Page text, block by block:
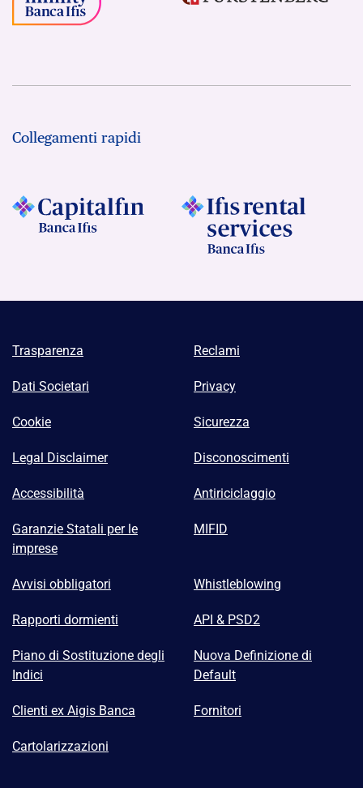
Collegamenti rapidi
Trasparenza Reclami
Dati Societari Privacy
Cookie Sicurezza
Legal Disclaimer Disconoscimenti
Accessibilità Antiriciclaggio
Garanzie Statali per le
imprese
MIFID
Avvisi obbligatori Whistleblowing
Rapporti dormienti API & PSD2
Piano di Sostituzione degli
Indici
Nuova Definizione di
Default
Clienti ex Aigis Banca Fornitori
Cartolarizzazioni